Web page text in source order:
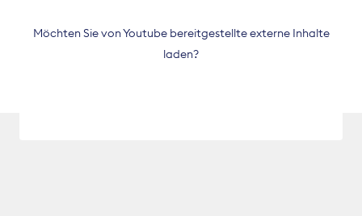
Möchten Sie vonYoutubebereitgestellte externe Inhalte
laden?